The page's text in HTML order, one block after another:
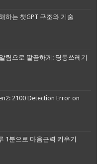
하는 챗GPT 구조와 기술
림으로 깔끔하게: 딩동쓰레기
2100 Detection Error on
1분으로 마음근력 키우기